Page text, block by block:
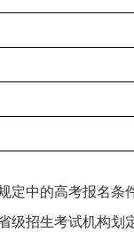
定中的高考报名条
级招生考试机构划